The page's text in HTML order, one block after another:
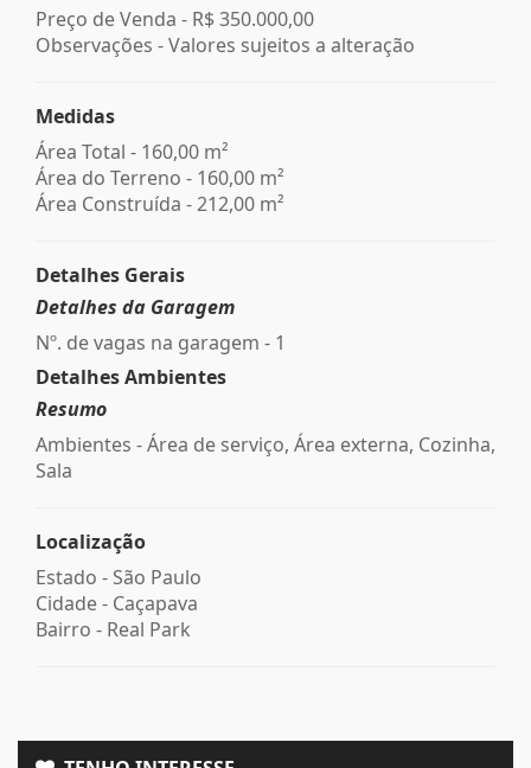
Preço de Venda - R$ 350.000,00
Observações - Valores sujeitos a alteração
Medidas
Área Total - 160,00 m²
Área do Terreno - 160,00 m²
Área Construída - 212,00 m²
Detalhes Gerais
Detalhes da Garagem
Nº. de vagas na garagem - 1
Detalhes Ambientes
Resumo
Ambientes - Área de serviço, Área externa, Cozinha,
Sala
Localização
Estado - São Paulo
Cidade - Caçapava
Bairro - Real Park